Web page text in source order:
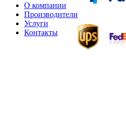
О компании
Производители
Услуги
Контакты